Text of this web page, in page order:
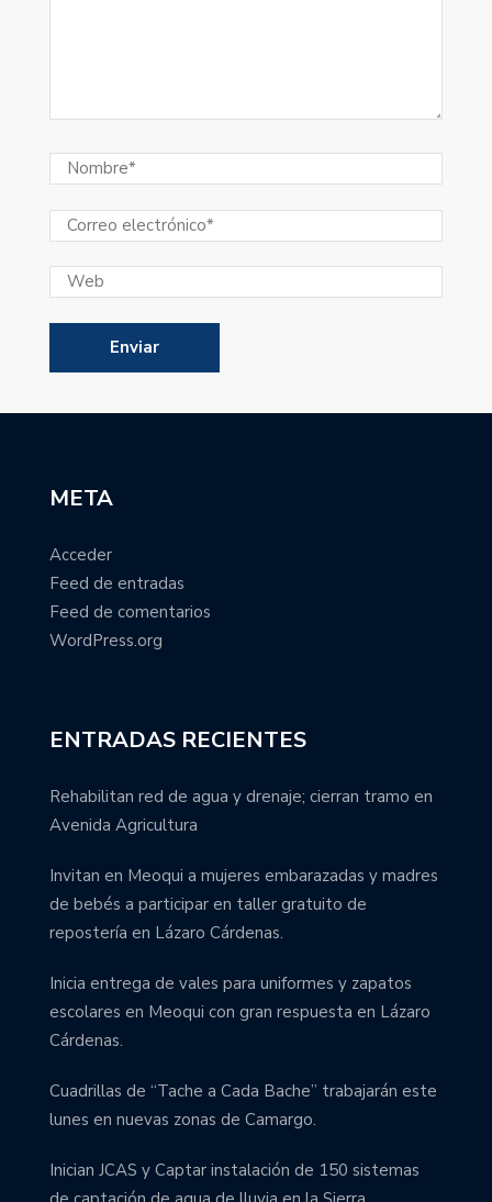
META
Acceder
Feed de entradas
Feed de comentarios
WordPress.org
ENTRADAS RECIENTES
Rehabilitan red de agua y drenaje; cierran tramo en
Avenida Agricultura
Invitan en Meoqui a mujeres embarazadas y madres
de bebés a participar en taller gratuito de
repostería en Lázaro Cárdenas.
Inicia entrega de vales para uniformes y zapatos
escolares en Meoqui con gran respuesta en Lázaro
Cárdenas.
Cuadrillas de “Tache a Cada Bache” trabajarán este
lunes en nuevas zonas de Camargo.
Inician JCAS y Captar instalación de 150 sistemas